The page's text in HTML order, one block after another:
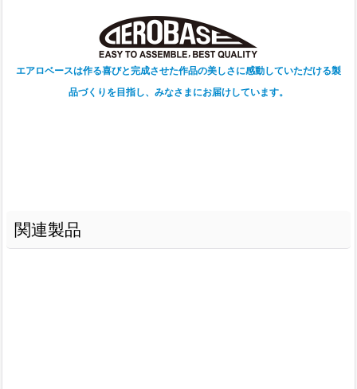
エアロベースは作る喜びと完成させた作品の美しさに感動していただける製
品づくりを目指し、みなさまにお届けしています。
関連製品